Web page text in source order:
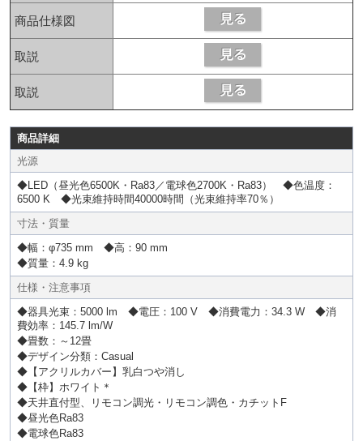
商品仕様図
取説
取説
商品詳細
光源
◆LED（昼光色6500K・Ra83／電球色2700K・Ra83） ◆色温度：
6500 K ◆光束維持時間40000時間（光束維持率70％）
寸法・質量
◆幅：φ735 mm ◆高：90 mm
◆質量：4.9 kg
仕様・注意事項
◆器具光束：5000 lm ◆電圧：100 V ◆消費電力：34.3 W ◆消
費効率：145.7 lm/W
◆畳数：～12畳
◆デザイン分類：Casual
◆【アクリルカバー】乳白つや消し
◆【枠】ホワイト＊
◆天井直付型、リモコン調光・リモコン調色・カチットF
◆昼光色Ra83
◆電球色Ra83